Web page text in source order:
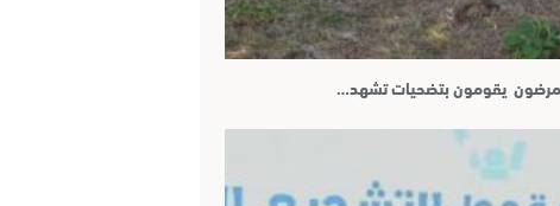
يقومون بتضحيات تشهد…